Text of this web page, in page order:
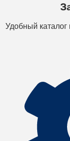
Удобный